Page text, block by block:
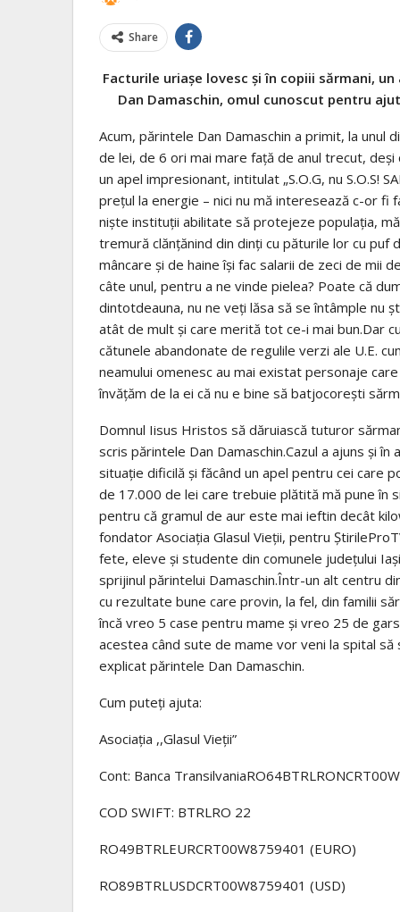
Share
Facturile uriașe lovesc și în copiii sărmani,
Dan Damaschin, omul cunoscut pentru
Acum, părintele Dan Damaschin a primit, la
de lei, de 6 ori mai mare față de anul trecut,
un apel impresionant, intitulat „S.O.G, nu S.O.S!
prețul la energie – nici nu mă interesează c-or fi
niște instituții abilitate să protejeze populația,
tremură clănțănind din dinți cu păturile lor cu puf
mâncare și de haine își fac salarii de zeci de mii
câte unul, pentru a ne vinde pielea? Poate că
dintotdeauna, nu ne veți lăsa să se întâmple nu
atât de mult și care merită tot ce-i mai bun.Dar
cătunele abandonate de regulile verzi ale U.E.
neamului omenesc au mai existat personaje
învățăm de la ei că nu e bine să batjocorești
Domnul Iisus Hristos să dăruiască tuturor
scris părintele Dan Damaschin.Cazul a ajuns și
situație dificilă și făcând un apel pentru cei care
de 17.000 de lei care trebuie plătită mă pune în
pentru că gramul de aur este mai ieftin decât
fondator Asociația Glasul Vieții, pentru
fete, eleve și studente din comunele județului
sprijinul părintelui Damaschin.Într-un alt centru
cu rezultate bune care provin, la fel, din familii
încă vreo 5 case pentru mame și vreo 25 de
acestea când sute de mame vor veni la spital să
explicat părintele Dan Damaschin.
Cum puteți ajuta:
Asociația ,,Glasul Vieții”
Cont: Banca
COD SWIFT: BTRLRO 22
RO49BTRLEURCRT00W8759401 (EURO)
RO89BTRLUSDCRT00W8759401 (USD)